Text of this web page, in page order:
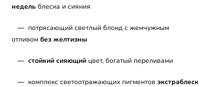
недель блеска и сияния
— потрясающий светлый блонд с жемчужным
отливом без желтизны
— стойкий сияющий цвет, богатый переливами
— комплекс светоотражающих пигментов экстраблеск